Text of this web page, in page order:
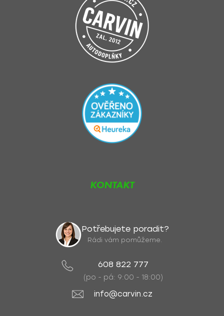
KONTAKT
Potřebujete poradit?
Rádi vám pomůžeme.
608 822 777
(po - pá: 9:00 - 18:00)
info@carvin.cz